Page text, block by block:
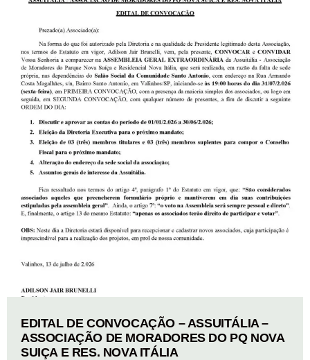
EDITAL DE CONVOCAÇÃO – ASSUITÁLIA –
ASSOCIAÇÃO DE MORADORES DO PQ NOVA
SUIÇA E RES. NOVA ITÁLIA